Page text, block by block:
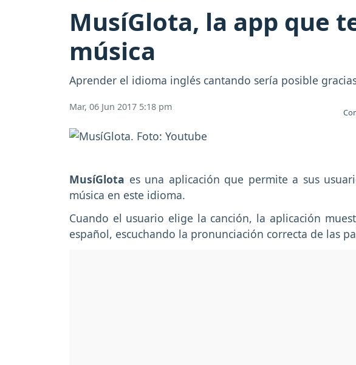
MusíGlota, la app que
música
Aprender el idioma inglés cantando sería posible
Mar, 06 Jun 2017 5:18 pm
MusíGlota es una aplicación que permite a sus
música en este idioma.
Cuando el usuario elige la canción, la aplicación
español, escuchando la pronunciación correcta de las